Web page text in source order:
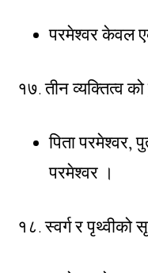
परमेश्वर केवल
१७. तीन व्यक्तित्व
पिता परमेश्वर,
परमेश्वर ।
१८. स्वर्ग र पृथ्वीको